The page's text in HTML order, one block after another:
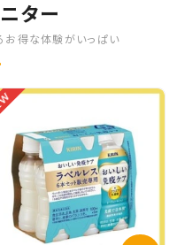
ター
お得な体験がいっぱい